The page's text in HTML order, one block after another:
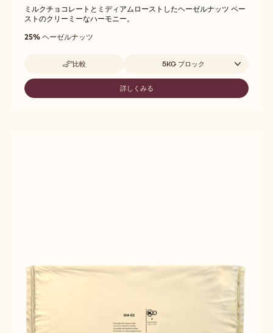
ミルクチョコレートとミディアムローストしたヘーゼルナッツ ペー
ストのクリーミーなハーモニー。
25% ヘーゼルナッツ
比較
-
PALE
取扱サイズ5KG ブロック
詳しくみる
-